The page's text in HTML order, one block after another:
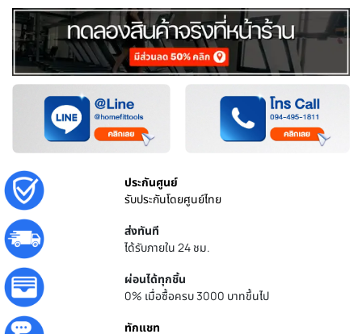
ประกันศูนย์
รับประกันโดยศูนย์ไทย
ส่งทันที
ได้รับภายใน 24 ชม.
ผ่อนได้ทุกชิ้น
0% เมื่อซื้อครบ 3000 บาทขึ้นไป
ทักแชท